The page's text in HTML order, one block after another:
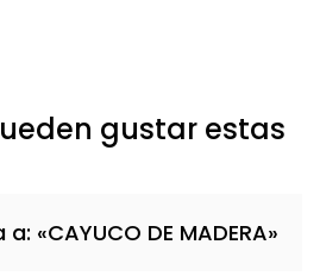
gustar estas
«CAYUCO DE MADERA»